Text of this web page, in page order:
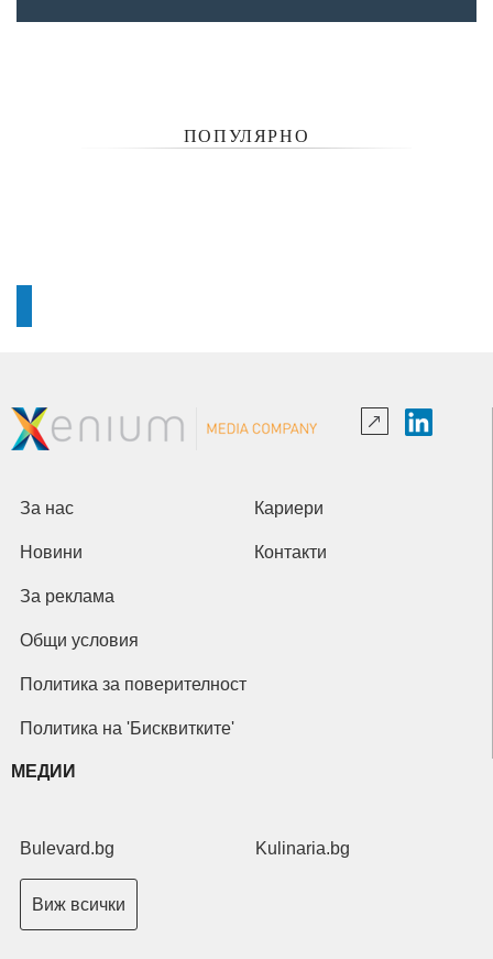
ПОПУЛЯРНО
За нас Кариери
Новини Контакти
За реклама
Общи условия
Политика за поверителност
Политика на 'Бисквитките'
МЕДИИ
Bulevard.bg Kulinaria.bg
Виж всички